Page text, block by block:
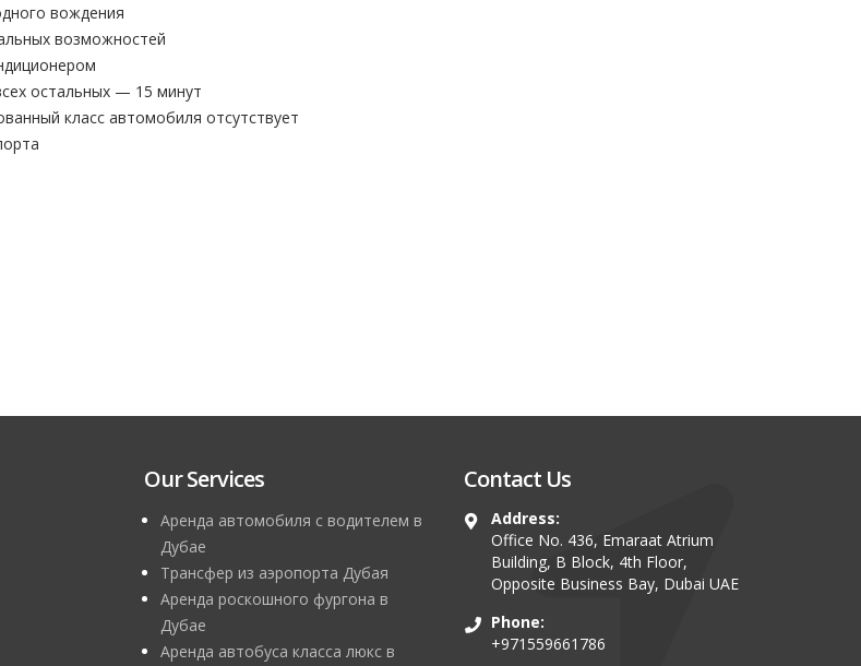
вождения
возможностей
остальных — 15 минут
класс автомобиля отсутствует
Our Services
Аренда автомобиля с водителем в
Дубае
Трансфер из аэропорта Дубая
Аренда роскошного фургона в
Дубае
Аренда автобуса класса люкс в
Contact Us
Address:
Office No. 436, Emaraat Atrium
Building, B Block, 4th Floor,
Opposite Business Bay, Dubai UAE
Phone:
+971559661786